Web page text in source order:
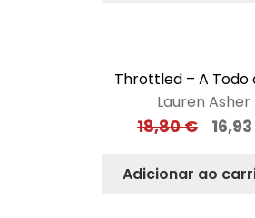
Throttled – A Todo
Lauren Asher
18,80€ 16,93
Adicionar ao